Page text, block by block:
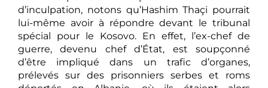
d’inculpation, notons qu’Hashim Thaçi pourrait
lui-même avoir à répondre devant le tribunal
spécial pour le Kosovo. En effet, l’ex-chef de
guerre, devenu chef d’État, est soupçonné
d’être impliqué dans un trafic d’organes,
prélevés sur des prisonniers serbes et roms